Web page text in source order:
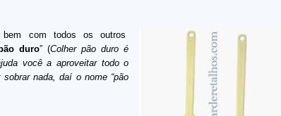
com todos os outros
duro” (Colher pão duro é
você a aproveitar todo o
nada, daí o nome “pão